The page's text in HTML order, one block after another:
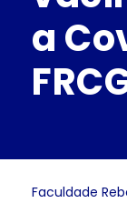
a
Faculdade